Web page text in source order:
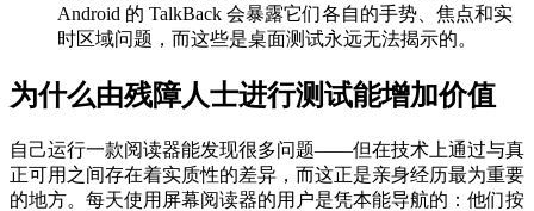
Android 的 TalkBack 会暴露它们各自的手势、焦点和实
时区域问题，而这些是桌面测试永远无法揭示的。
为什么由残障人士进行测试能增加价值
自己运行一款阅读器能发现很多问题——但在技术上通过与真
正可用之间存在着实质性的差异，而这正是亲身经历最为重要
的地方。每天使用屏幕阅读器的用户是凭本能导航的：他们按